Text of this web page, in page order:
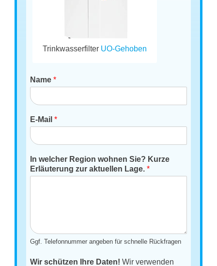
Trinkwasserfilter UO-Gehoben
Name*
E-Mail*
In welcher Region wohnen Sie? Kurze
Erläuterung zur aktuellen Lage.*
Ggf. Telefonnummer angeben für schnelle Rückfragen
Wir schützen Ihre Daten! Wir verwenden